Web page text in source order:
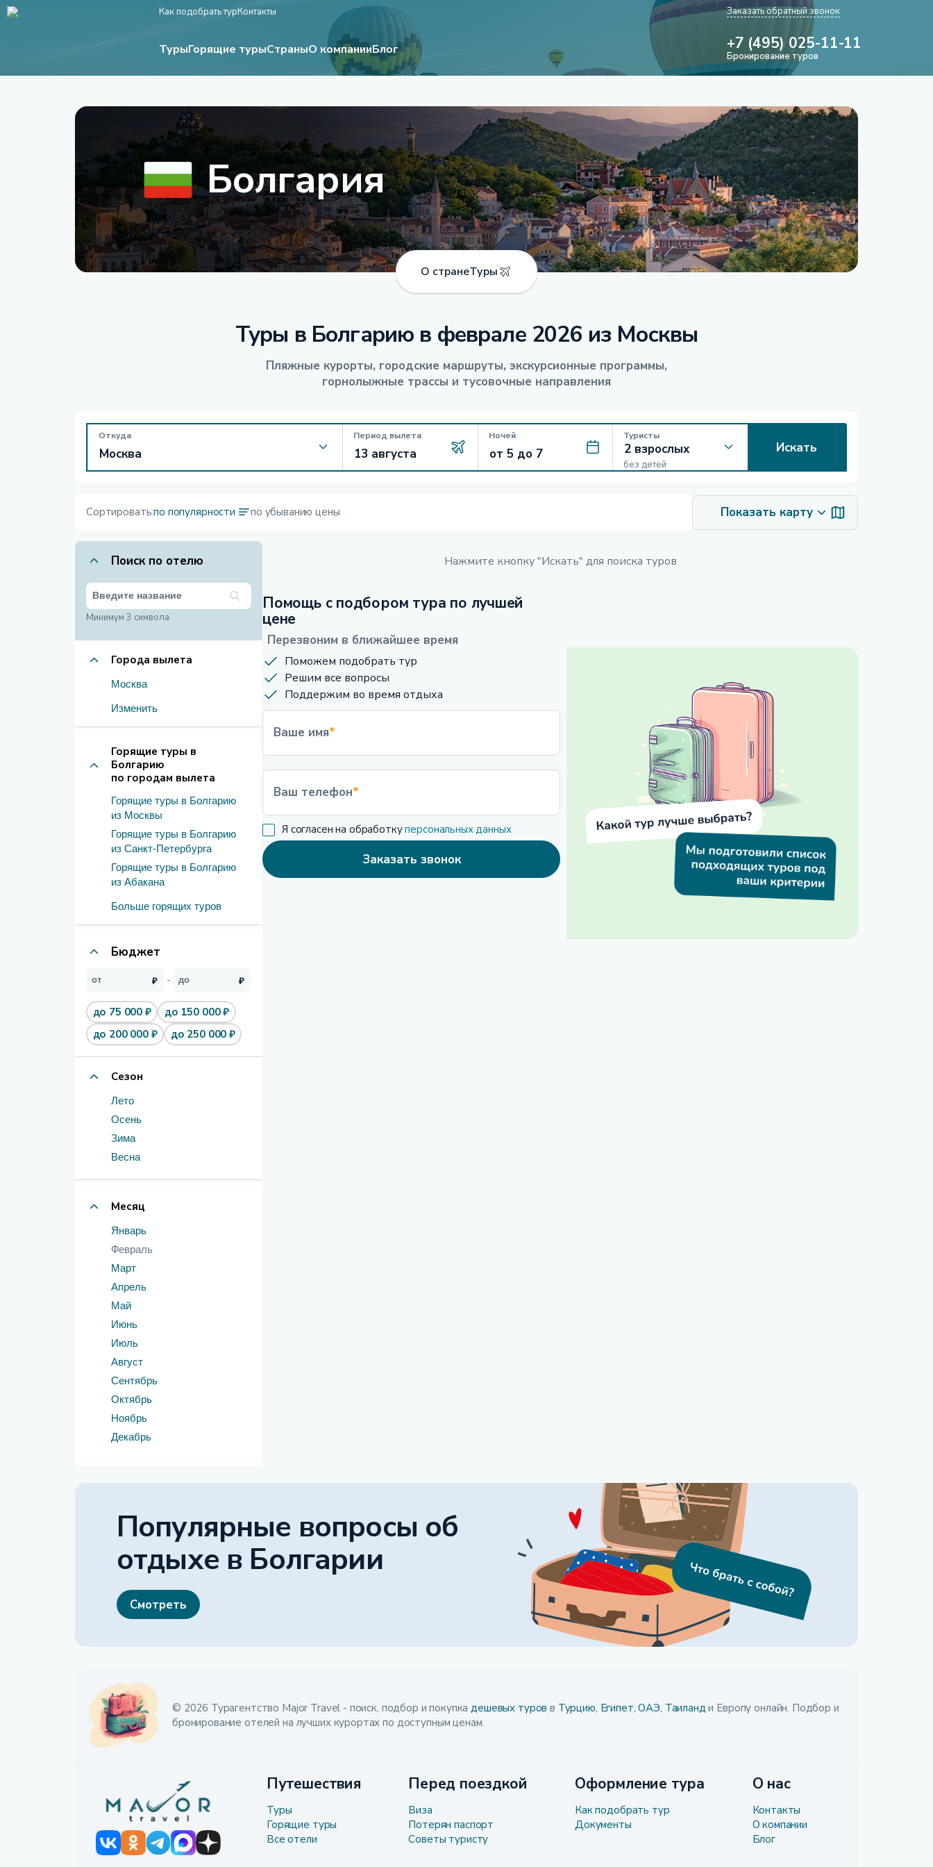
Как подобрать турКонтакты
ТурыГорящие турыСтраныО компанииБлог
Заказать обратный звонок
+7 (495) 025-11-11
Бронирование туров
Болгария
О странеТуры
Туры в Болгарию в феврале 2026 из Москвы
Пляжные курорты, городские маршруты, экскурсионные программы,
горнолыжные трассы и тусовочные направления
Откуда Период вылета Ночей Туристы
без детей
Искать
Сортировать:по популярности по убыванию цены Показать карту
Поиск по отелю
Минимум 3 символа
Города вылета
Москва
Изменить
Горящие туры в
Болгарию
по городам вылета
Горящие туры в Болгарию
из Москвы
Горящие туры в Болгарию
из Санкт-Петербурга
Горящие туры в Болгарию
из Абакана
Больше горящих туров
Бюджет
до 75 000 ₽
до 150 000 ₽
до 200 000 ₽
до 250 000 ₽
Сезон
Лето
Осень
Зима
Весна
Месяц
Январь
Февраль
Март
Апрель
Май
Июнь
Июль
Август
Сентябрь
Октябрь
Ноябрь
Декабрь
Нажмите кнопку "Искать" для поиска туров
Помощь с подбором тура по лучшей
цене
Перезвоним в ближайшее время
Поможем подобрать тур
Решим все вопросы
Поддержим во время отдыха
Ваше имя*
Ваш телефон*
Я согласен на обработкуперсональных данных
Заказать звонок
Популярные вопросы об
отдыхе в Болгарии
Смотреть
© 2026 Турагентство Major Travel - поиск, подбор и покупкадешевых туров в Турцию, Египет, ОАЭ, Таиланд и Европу онлайн. Подбор и
бронирование отелей на лучших курортах по доступным ценам.
Путешествия
Туры
Горящие туры
Все отели
Перед поездкой
Виза
Потерян паспорт
Советы туристу
Оформление тура
Как подобрать тур
Документы
О нас
Контакты
О компании
Блог